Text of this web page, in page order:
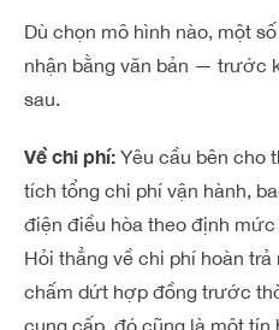
Dù chọn mô hình nào, một
nhận bằng văn bản — trước
sau.
Về chi phí: Yêu cầu bên cho
tích tổng chi phí vận hành,
điện điều hòa theo định
Hỏi thẳng về chi phí hoàn
chấm dứt hợp đồng trước
cung cấp, đó cũng là một tín